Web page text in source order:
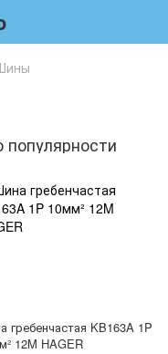
популярности
гребенчастая KB163A 1P
12M HAGER